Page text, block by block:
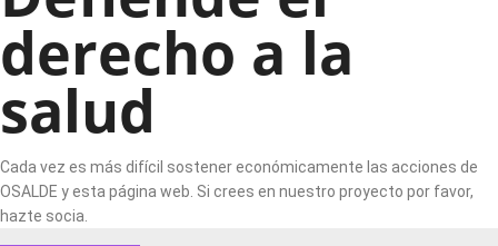
derecho a la
salud
Cada vez es más difícil sostener económicamente las acciones de
OSALDE y esta página web. Si crees en nuestro proyecto por favor,
hazte socia.